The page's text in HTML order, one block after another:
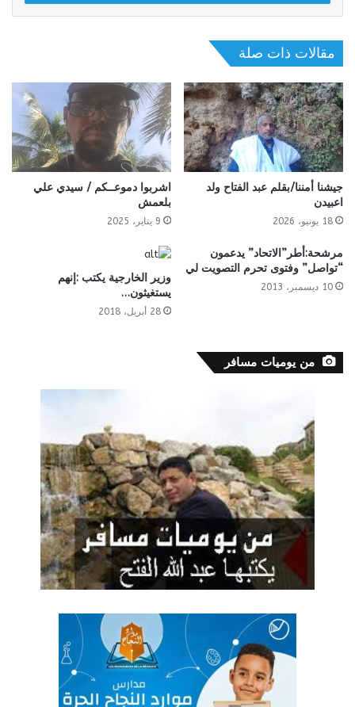
مقالات ذات صلة
جيشنا أمننا/بقلم عبد الفتاح ولد
اعبيدن
18 يونيو، 2026
اشربوا دموعــكم / سيدي علي
بلعمش
9 يناير، 2025
مرشحة:أطر”الاتحاد” يدعمون
“تواصل” وفتوى تحرم التصويت لي
10 ديسمبر، 2013
وزير الخارجية يكتب :إنهم
يستغيثون…
28 أبريل، 2018
من يوميات مسافر